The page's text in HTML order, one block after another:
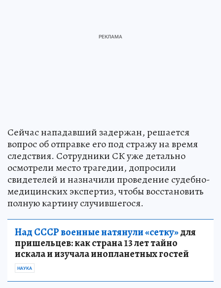
Сейчас нападавший задержан, решается
вопрос об отправке его под стражу на время
следствия. Сотрудники СК уже детально
осмотрели место трагедии, допросили
свидетелей и назначили проведение судебно-
медицинских экспертиз, чтобы восстановить
полную картину случившегося.
Над СССР военные натянули «сетку»для
пришельцев: как страна 13 лет тайно
искала и изучала инопланетных гостей
НАУКА